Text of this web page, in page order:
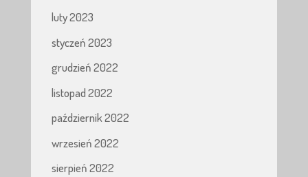
luty 2023
styczeń 2023
grudzień 2022
listopad 2022
październik 2022
wrzesień 2022
sierpień 2022